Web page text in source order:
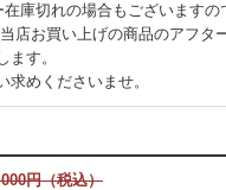
庫切れの場合もございますの
店お買い上げの商品のアフタ
ます。
求めくださいませ。
円（税込）